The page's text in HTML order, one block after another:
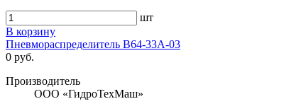
шт
В корзину
Пневмораспределитель В64-33А-03
0 руб.
Производитель
ООО «ГидроТехМаш»